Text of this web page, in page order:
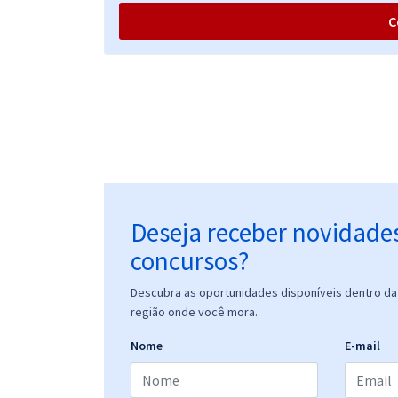
Treinamento Intensivo para PC BA - Delegado de
Polícia (Pós-Edital)
Deseja receber
concursos?
Descubra as oportunidades disponíveis dentro
região onde você mora.
Nome E-mail